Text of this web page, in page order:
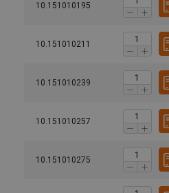
10.151010195
10.151010211
10.151010239
10.151010257
10.151010275